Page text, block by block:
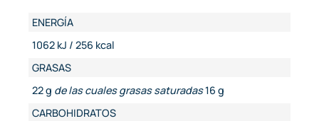
ENERGÍA
1062 kJ / 256 kcal
GRASAS
22 g de las cuales grasas saturadas16 g
CARBOHIDRATOS